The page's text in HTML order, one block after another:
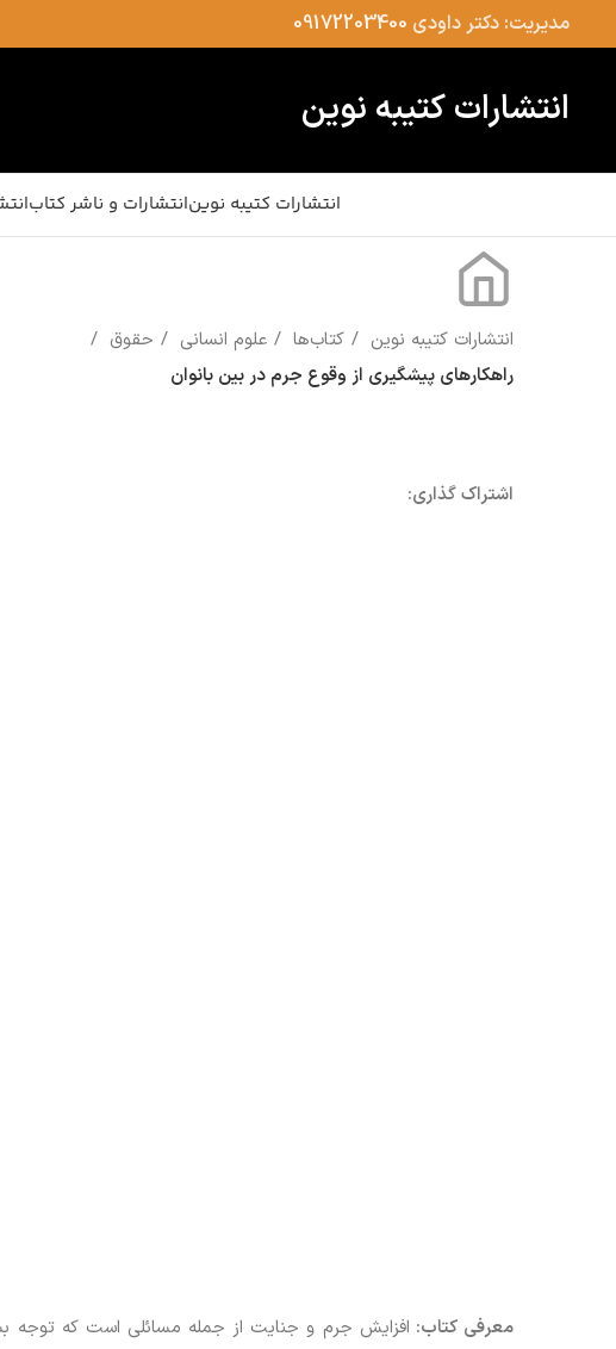
مدیریت: دکتر داودی 09172203400
انتشارات کتیبه نوین
انتشارات کتیبه نوینانتشارات و ناشر کتاب
انتشارات کتیبه نوین کتاب‌ها علوم انسانی
حقوق
راهکارهای پیشگیری از وقوع جرم در بین بانوان
اشتراک گذاری:
معرفی کتاب: افزایش جرم و جنایت از جمله مسائلی است که توجه